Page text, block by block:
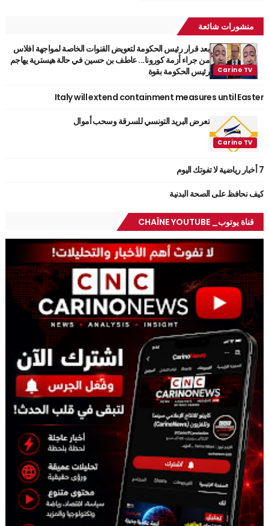
منشورات شائعة
بعد قرار رئيس الحكومة لتعويض القنوات الخاصة لمواجهة افلاس
من جراء أزمة كورونا... عاطف بن حسين في حالة هيسترية يهاجم
رئيس الحكومة بقوة
Italy will extend containment measures until Easter
تعرض البريد التونسي للسرقة وسحب أموال
7 أخبار رياضية لا تفوتك اليوم
كيف نحافظ على الصحة البدنية
قناة يوتوب_ CHAÎNE YOUTUBE